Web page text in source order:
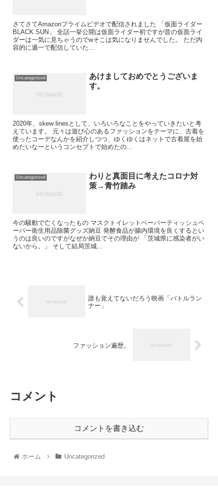
さてさてAmazonプライムビデオで配信されました 「仮面ライダー
BLACK SUN」 全話一挙公開は仮面ライダー初ですが昔の仮面ライ
ダーは一気に見ちゃうのでwそこは気になりませんでした。 ただ内
容的に週一で配信していた...
Uncategorized
あけましておめでとうございま
す。
2020年、skew linesとして、いろいろなことをやっていきたいと考
えています。 元々は遊び心のあるファッションをテーマに、古着を
使ったコーデなんかを紹介しつつ、ゆくゆくはネットで古着屋を始
めたいなーというコンセプトで始めたの...
Uncategorized
わりと真面目に考えたコロナ対
策→青竹踏み
今の騒動で亡くなったもの マスクトイレットペーパーティッシュペ
ーパー衛生用品除菌グッズ納豆 発酵食品が腸内環境を良くするとい
うのは良いのですがなぜか納豆でその理由が 「茨城県に感染者がい
ないから。」 そして結局茨城...
誰も覚えてないだろう映画「バトルラン
ナー」
ファッション遍歴。
コメント
コメントを書き込む
ホーム Uncategorized